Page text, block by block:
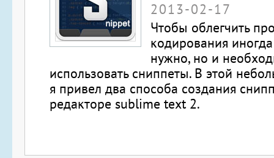
2013-02-17
Чтобы облегчить
кодирования
нужно, но и
использовать сниппеты. В этой
я привел два способа создания
редакторе sublime text 2.